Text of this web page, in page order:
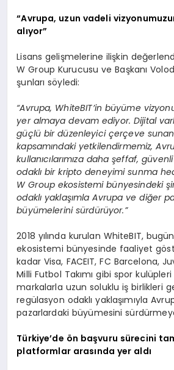
“Avrupa, uzun vadeli
alıyor”
Lisans gelişmelerine ilişkin
W Group Kurucusu ve Başkanı
şunları söyledi:
“Avrupa, WhiteBIT’in büyüme
yer almaya devam ediyor. Dijital
güçlü bir düzenleyici çerçeve
kapsamındaki yetkilendirmemiz,
kullanıcılarımıza daha şeffaf,
odaklı bir kripto deneyimi sunma
W Group ekosistemi bünyesindeki
odaklı yaklaşımla Avrupa ve diğer
büyümelerini sürdürüyor.”
2018 yılında kurulan WhiteBIT,
ekosistemi bünyesinde faaliyet
kadar Visa, FACEIT, FC Barcelona,
Milli Futbol Takımı gibi spor
markalarla uzun soluklu iş birlikleri
regülasyon odaklı yaklaşımıyla
pazarlardaki büyümesini
Türkiye’de ön başvuru sürecini
platformlar arasında yer aldı